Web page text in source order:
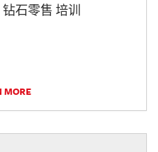
钻石零售 培训
MORE